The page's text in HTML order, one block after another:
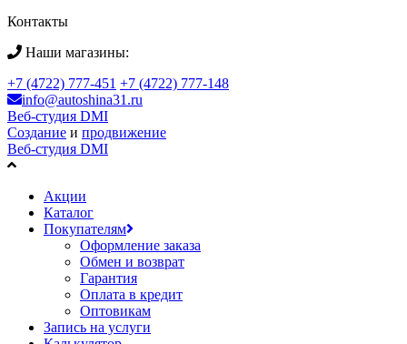
Контакты
Наши магазины:
+7 (4722) 777-451 +7 (4722) 777-148
info@autoshina31.ru
Веб-студия DMI
Создание и продвижение
Веб-студия DMI
Акции
Каталог
Покупателям
Оформление заказа
Обмен и возврат
Гарантия
Оплата в кредит
Оптовикам
Запись на услуги